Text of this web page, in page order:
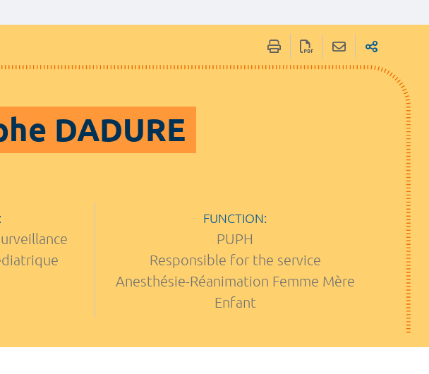
DADURE
FUNCTION:
PUPH
Responsible for the service
Anesthésie-Réanimation Femme Mère
Enfant